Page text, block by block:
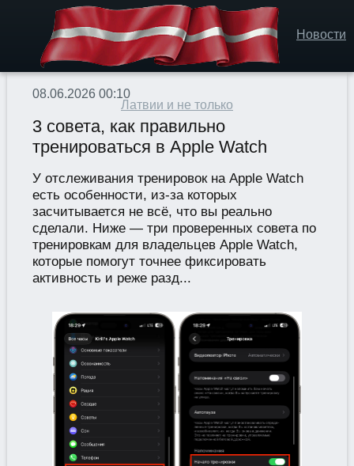
Новости
Латвии и не только
08.06.2026 00:10
3 совета, как правильно
тренироваться в Apple Watch
У отслеживания тренировок на Apple Watch
есть особенности, из-за которых
засчитывается не всё, что вы реально
сделали. Ниже — три проверенных совета по
тренировкам для владельцев Apple Watch,
которые помогут точнее фиксировать
активность и реже разд...